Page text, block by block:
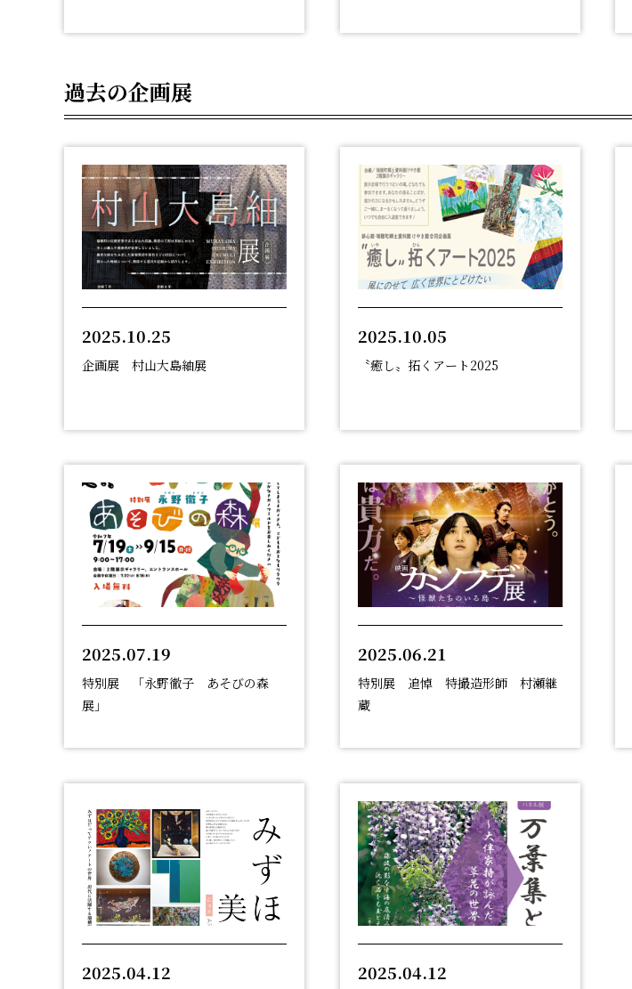
過去の企画展
2025.10.25
企画展 村山大島紬展
2025.10.05
〝癒し〟拓くアート2025
2025.07.19
特別展 「永野徹子 あそびの森
展」
2025.06.21
特別展 追悼 特撮造形師 村瀬継
蔵
2025.04.12 2025.04.12